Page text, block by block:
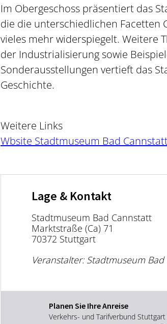
Im Obergeschoss präsentiert das
die die unterschiedlichen Facetten
vieles mehr widerspiegelt. Weitere
der Industrialisierung sowie
Sonderausstellungen vertieft das
Geschichte.
Weitere Links
Wbsite Stadtmuseum Bad
Lage & Kontakt
Stadtmuseum Bad Cannstatt
Marktstraße (Ca) 71
70372 Stuttgart
Veranstalter: Stadtmuseum
Planen Sie Ihre Anreise
Verkehrs- und Tarifverbund Stuttgart